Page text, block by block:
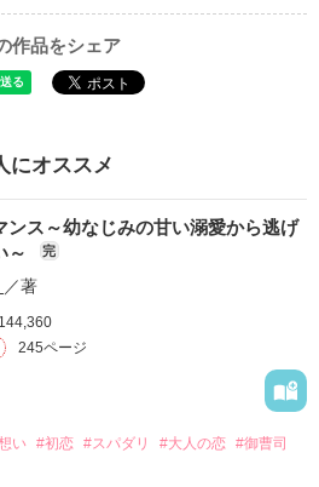
作品をシェア
にオススメ
ンス～幼なじみの甘い溺愛から逃げ
～
完
／著
245ページ
い #初恋 #スパダリ #大人の恋 #御曹司